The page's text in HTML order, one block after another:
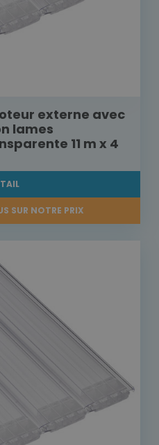
externe avec
lames
11 m x 4
SUR NOTRE PRIX